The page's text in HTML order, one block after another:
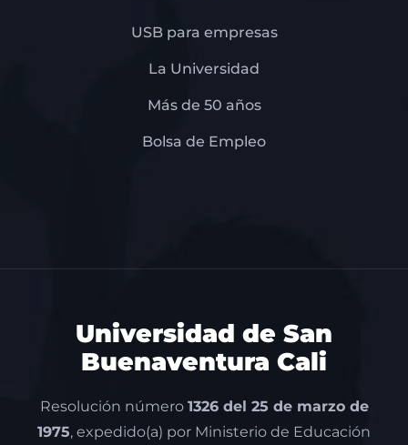
USB para empresas
La Universidad
Más de 50 años
Bolsa de Empleo
Universidad de San
Buenaventura Cali
Resolución número 1326 del 25 de marzo de
1975, expedido(a) por Ministerio de Educación